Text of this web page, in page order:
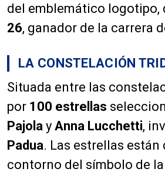
del emblemático logotipo,
26, ganador de la carrera
LA CONSTELACIÓN
Situada entre las
por 100 estrellas
Pajola y Anna Lucchetti,
Padua. Las estrellas
contorno del símbolo de